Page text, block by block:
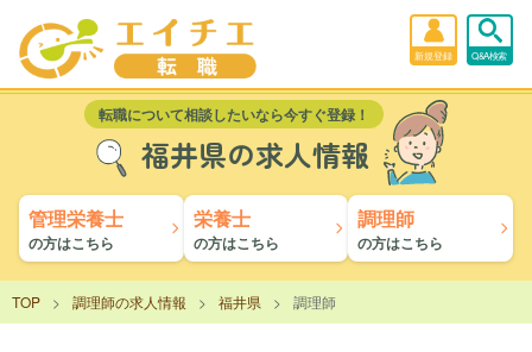
新規登録 Q&A検索
転職について相談したいなら今すぐ登録！
福井県の求人情報
管理栄養士
の方はこちら
栄養士
の方はこちら
調理師
の方はこちら
TOP 調理師の求人情報 福井県 調理師